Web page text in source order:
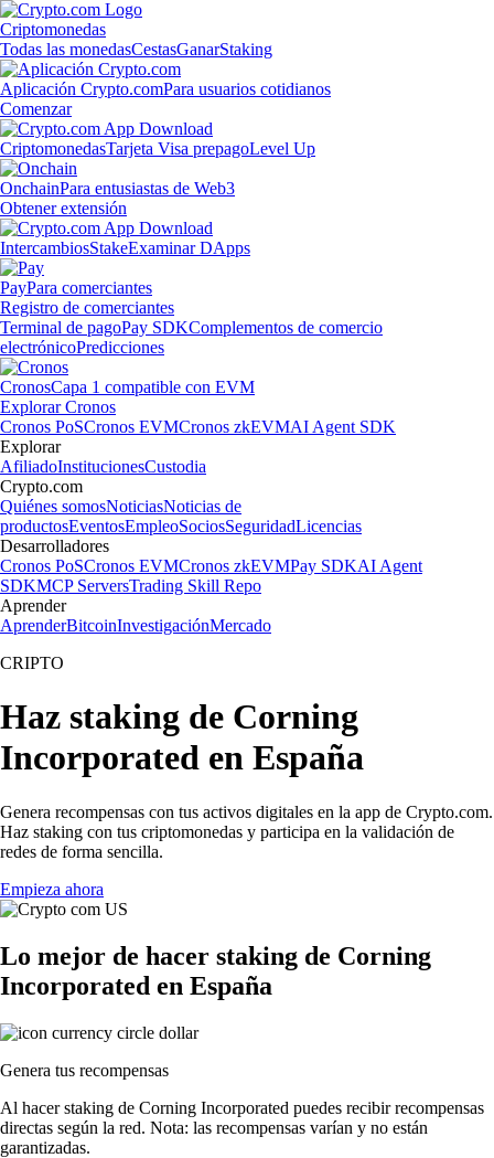
Criptomonedas
Todas las monedasCestasGanarStaking
Aplicación Crypto.comPara usuarios cotidianos
Comenzar
CriptomonedasTarjeta Visa prepagoLevel Up
OnchainPara entusiastas de Web3
Obtener extensión
IntercambiosStakeExaminar DApps
PayPara comerciantes
Registro de comerciantes
Terminal de pagoPay SDKComplementos de comercio
electrónicoPredicciones
CronosCapa 1 compatible con EVM
Explorar Cronos
Cronos PoSCronos EVMCronos zkEVMAI Agent SDK
Explorar
AfiliadoInstitucionesCustodia
Crypto.com
Quiénes somosNoticiasNoticias de
productosEventosEmpleoSociosSeguridadLicencias
Desarrolladores
Cronos PoSCronos EVMCronos zkEVMPay SDKAI Agent
SDKMCP ServersTrading Skill Repo
Aprender
AprenderBitcoinInvestigaciónMercado
CRIPTO
Haz staking de Corning
Incorporated en España
Genera recompensas con tus activos digitales en la app de Crypto.com.
Haz staking con tus criptomonedas y participa en la validación de
redes de forma sencilla.
Empieza ahora
Lo mejor de hacer staking de Corning
Incorporated en España
Genera tus recompensas
Al hacer staking de Corning Incorporated puedes recibir recompensas
directas según la red. Nota: las recompensas varían y no están
garantizadas.